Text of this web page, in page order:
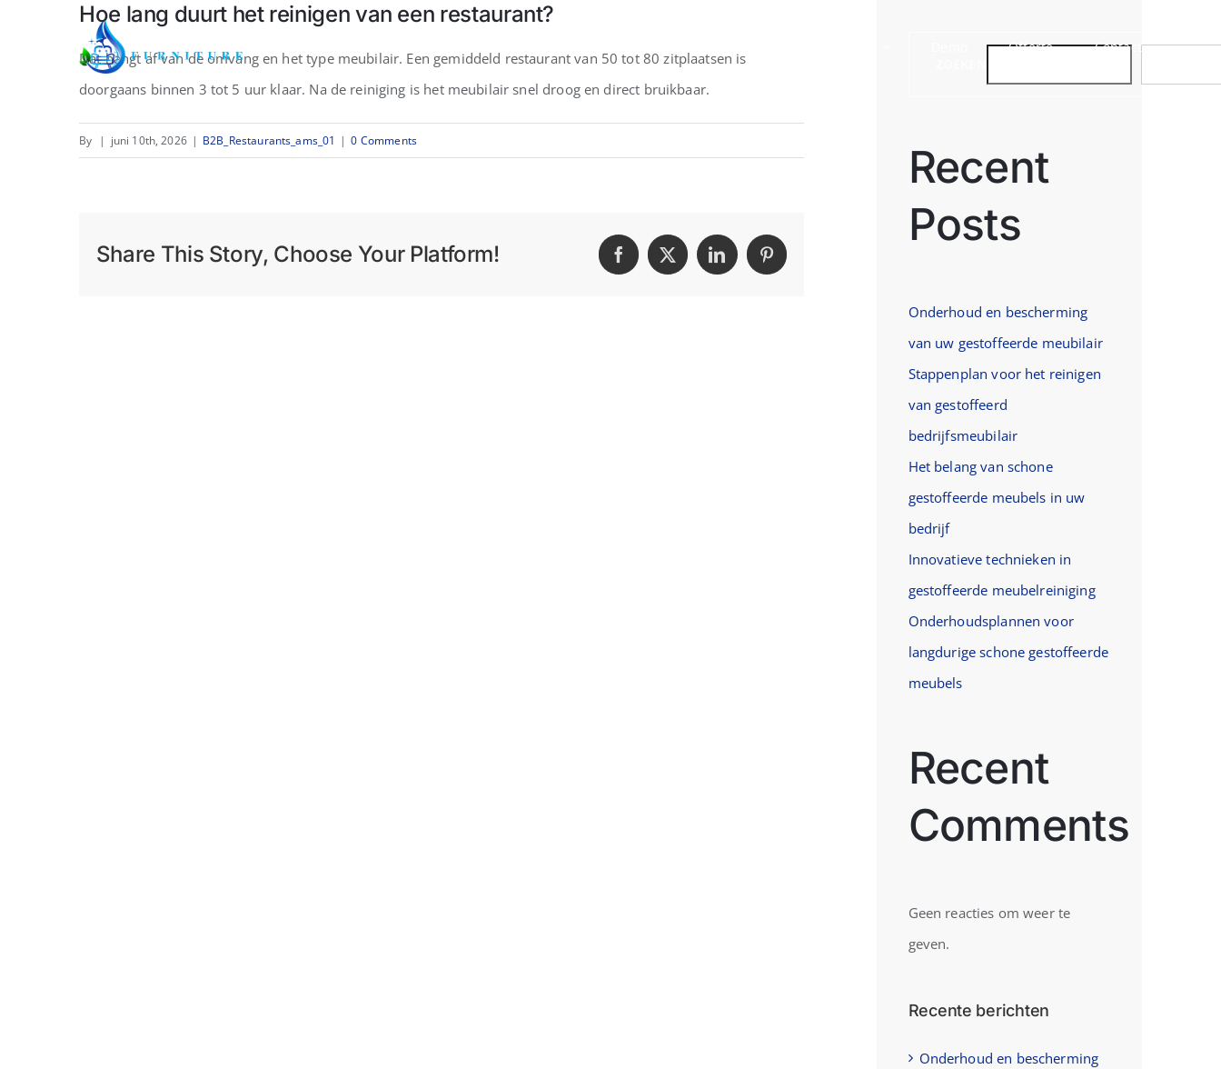
Offerte Contact
Hoe lang duurt het reinigen van een restaurant?
Dat hangt af van de omvang en het type meubilair. Een gemiddeld restaurant van 50 tot 80 zitplaatsen is
doorgaans binnen 3 tot 5 uur klaar. Na de reiniging is het meubilair snel droog en direct bruikbaar.
By | juni 10th, 2026 | B2B_Restaurants_ams_01 | 0 Comments
Share This Story, Choose Your Platform! Facebook
X LinkedInPinterest
Recent
Posts
Onderhoud en bescherming
van uw gestoffeerde meubilair
Stappenplan voor het reinigen
van gestoffeerd
bedrijfsmeubilair
Het belang van schone
gestoffeerde meubels in uw
bedrijf
Innovatieve technieken in
gestoffeerde meubelreiniging
Onderhoudsplannen voor
langdurige schone gestoffeerde
meubels
Recent
Comments
Geen reacties om weer te
geven.
Recente berichten
Onderhoud en bescherming